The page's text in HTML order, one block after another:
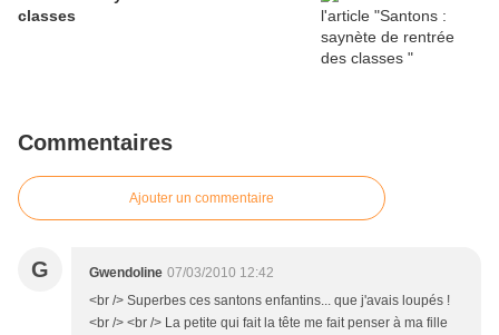
classes
Commentaires
Ajouter un commentaire
G Gwendoline 07/03/2010 12:42
<br /> Superbes ces santons enfantins... que j'avais loupés !
<br /> <br /> La petite qui fait la tête me fait penser à ma fille